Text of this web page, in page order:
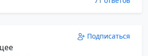
Подписаться